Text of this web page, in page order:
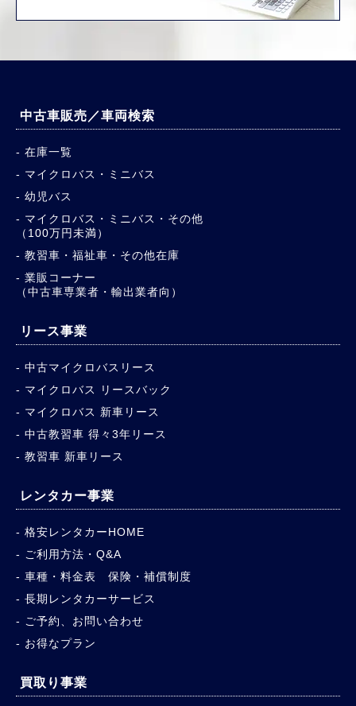
中古車販売／車両検索
在庫一覧
マイクロバス・ミニバス
幼児バス
マイクロバス・ミニバス・その他
（100万円未満）
教習車・福祉車・その他在庫
業販コーナー
（中古車専業者・輸出業者向）
リース事業
中古マイクロバスリース
マイクロバス リースバック
マイクロバス 新車リース
中古教習車 得々3年リース
教習車 新車リース
レンタカー事業
格安レンタカーHOME
ご利用方法・Q&A
車種・料金表 保険・補償制度
長期レンタカーサービス
ご予約、お問い合わせ
お得なプラン
買取り事業